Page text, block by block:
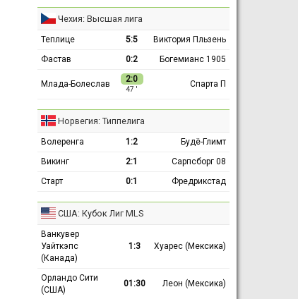
Чехия: Высшая лига
Теплице 5:5
Виктория Пльзень
Фастав
0:2 Богемианс 1905
Млада-Болеслав 2:0
47 ′
Спарта П
Норвегия: Типпелига
Волеренга 1:2
Будё-Глимт
Викинг
2:1
Сарпсборг 08
Старт
0:1 Фредрикстад
США: Кубок Лиг MLS
Ванкувер
Уайткэпс
(Канада)
1:3 Хуарес (Мексика)
Орландо Сити
(США)
01:30 Леон (Мексика)